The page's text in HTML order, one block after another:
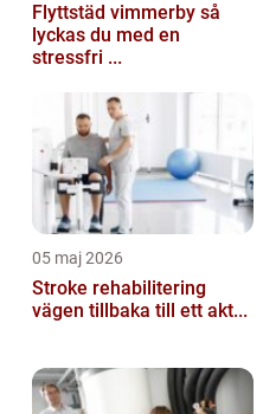
Flyttstäd vimmerby så
lyckas du med en
stressfri ...
05 maj 2026
Stroke rehabilitering
vägen tillbaka till ett akt...